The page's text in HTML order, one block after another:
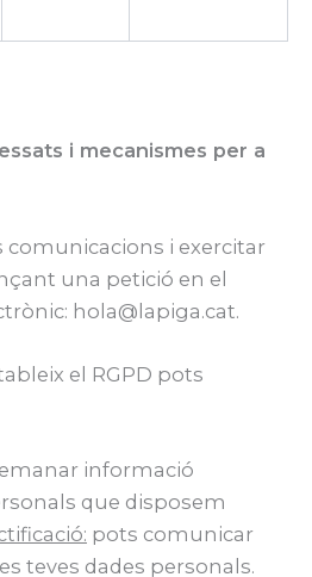
i mecanismes per a
comunicacions i exercitar
una petició en el
hola@lapiga.cat.
el RGPD pots
informació
que disposem
pots comunicar
teves dades personals.